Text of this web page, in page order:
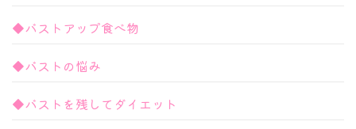
◆バストアップ食べ物
◆バストの悩み
◆バストを残してダイエット